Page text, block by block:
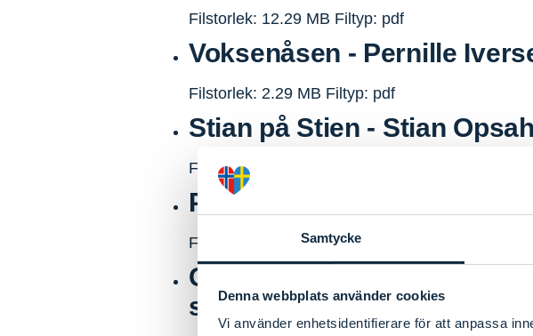
Samtycke
Denna webbplats använder cookies
Vi använder enhetsidentifierare för att anpassa
Filstorlek: 12.29 MB Filtyp: pdf
Voksenåsen - Pernille
Filstorlek: 2.29 MB Filtyp: pdf
Stian på Stien - Stian
Filstorlek: 14.21 MB
Polar Bear - Morten Marius
Filstorlek: 11.7 MB Filtyp: pdf
Grafisk
sider